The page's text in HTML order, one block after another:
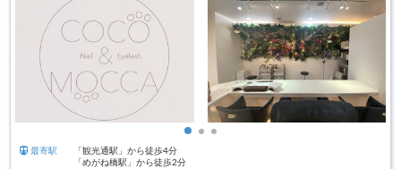
最寄駅
「観光通駅」から徒歩4分
「めがね橋駅」から徒歩2分